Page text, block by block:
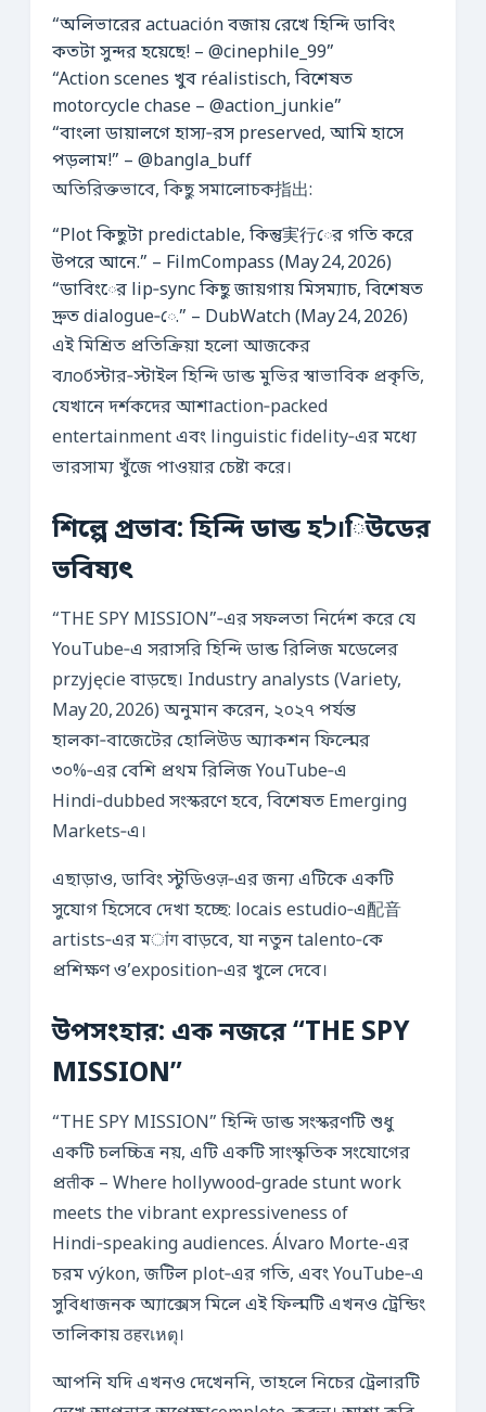
“অলিভারের actuación বজায় রেখে হিন্দি ডাবিং
কতটা সুন্দর হয়েছে! – @cinephile_99”
“Action scenes খুব réalistisch, বিশেষত
motorcycle chase – @action_junkie”
“বাংলা ডায়ালগে হাস্য‑রস preserved, আমি হাসে
পড়লাম!” – @bangla_buff
অতিরিক্তভাবে, কিছু সমালোচক指出:
“Plot কিছুটা predictable, কিন্তু実行ের গতি করে
উপরে আনে.” – FilmCompass (May 24, 2026)
“ডাবিংের lip‑sync কিছু জায়গায় মিসম্যাচ, বিশেষত
দ্রুত dialogue‑ে.” – DubWatch (May 24, 2026)
এই মিশ্রিত প্রতিক্রিয়া হলো আজকের
বлобস্টার‑স্টাইল হিন্দি ডাব্ড মুভির স্বাভাবিক প্রকৃতি,
যেখানে দর্শকদের আশাaction‑packed
entertainment এবং linguistic fidelity‑এর মধ্যে
ভারসাম্য খুঁজে পাওয়ার চেষ্টা করে।
শিল্পে প্রভাব: হিন্দি ডাব্ড হולিউডের
ভবিষ্যৎ
“THE SPY MISSION”‑এর সফলতা নির্দেশ করে যে
YouTube‑এ সরাসরি হিন্দি ডাব্ড রিলিজ মডেলের
przyjęcie বাড়ছে। Industry analysts (Variety,
May 20, 2026) অনুমান করেন, ২০২৭ পর্যন্ত
হালকা‑বাজেটের হোলিউড অ্যাকশন ফিল্মের
৩০%‑এর বেশি প্রথম রিলিজ YouTube‑এ
Hindi‑dubbed সংস্করণে হবে, বিশেষত Emerging
Markets‑এ।
এছাড়াও, ডাবিং স্টুডিওज़‑এর জন্য এটিকে একটি
সুযোগ হিসেবে দেখা হচ্ছে: locais estudio‑এ配音
artists‑এর মांग বাড়বে, যা নতুন talento‑কে
প্রশিক্ষণ ও’exposition‑এর খুলে দেবে।
উপসংহার: এক নজরে “THE SPY
MISSION”
“THE SPY MISSION” হিন্দি ডাব্ড সংস্করণটি শুধু
একটি চলচ্চিত্র নয়, এটি একটি সাংস্কৃতিক সংযোগের
প্রतीক – Where hollywood‑grade stunt work
meets the vibrant expressiveness of
Hindi‑speaking audiences. Álvaro Morte-এর
চরম výkon, জটিল plot‑এর গতি, এবং YouTube‑এ
সুবিধাজনক অ্যাক্সেস মিলে এই ফিল্মটি এখনও ট্রেন্ডিং
তালিকায় ठहरเหตุ।
আপনি যদি এখনও দেখেননি, তাহলে নিচের ট্রেলারটি